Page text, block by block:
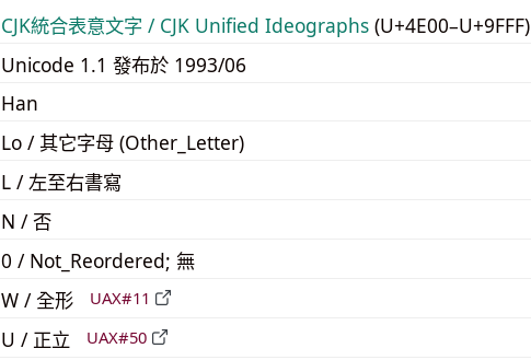
CJK統合表意文字 / CJK Unified Ideographs (U+4E00–U+9FFF)
Unicode 1.1 發布於 1993/06
Han
Lo / 其它字母 (Other_Letter)
L / 左至右書寫
N / 否
0 / Not_Reordered; 無
W / 全形 UAX#11
U / 正立 UAX#50